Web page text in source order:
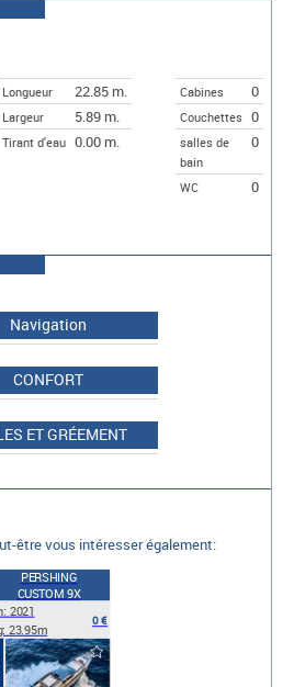
Longueur 22.85 m.
Largeur 5.89 m.
Tirant d'eau 0.00 m.
Cabines 0
Couchettes 0
salles de
bain
0
WC 0
Navigation
CONFORT
ET GRÉEMENT
être vous intéresser également:
PERSHING
CUSTOM 9X
2021
23.95m
0 €